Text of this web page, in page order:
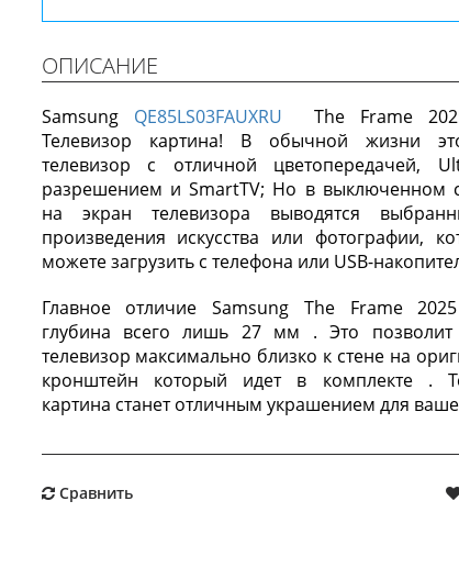
ОПИСАНИЕ
Samsung QE85LS03FAUXRU The Frame
Телевизор картина! В обычной жизни
телевизор с отличной цветопередачей,
разрешением и SmartTV; Но в выключенном
на экран телевизора выводятся
произведения искусства или фотографии,
можете загрузить с телефона или USB-
Главное отличие Samsung The Frame 2025
глубина всего лишь 27 мм . Это позволит
телевизор максимально близко к стене на
кронштейн который идет в комплекте .
картина станет отличным украшением для
Сравнить